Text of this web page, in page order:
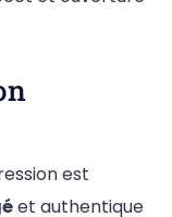
est
et authentique